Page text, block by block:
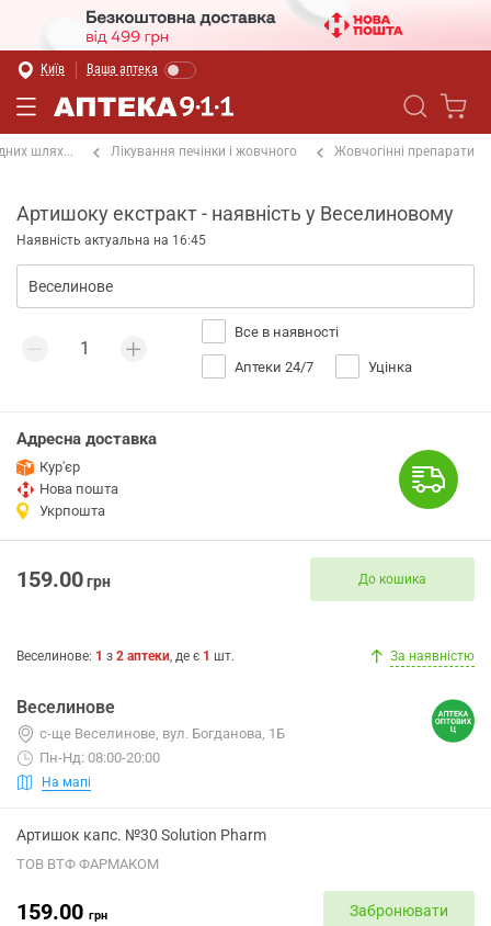
Київ Ваша аптека
шлях... Лікування печінки і жовчного Жовчогінні препарати
Артишоку екстракт - наявність у Веселиновому
Наявність актуальна на 16:45
Все в наявності
Аптеки 24/7 Уцінка
Адресна доставка
Кур'єр
Нова пошта
Укрпошта
159.00грн До кошика
Веселинове: 1 з 2 аптеки, де є 1 шт. За наявністю
Веселинове
с-ще Веселинове, вул. Богданова, 1Б
Пн-Нд: 08:00-20:00
На мапі
Артишок капс. №30 Solution Pharm
ТОВ ВТФ ФАРМАКОМ
159.00 грн Забронювати